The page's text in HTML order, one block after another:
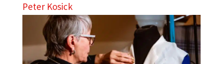
Peter Kosick